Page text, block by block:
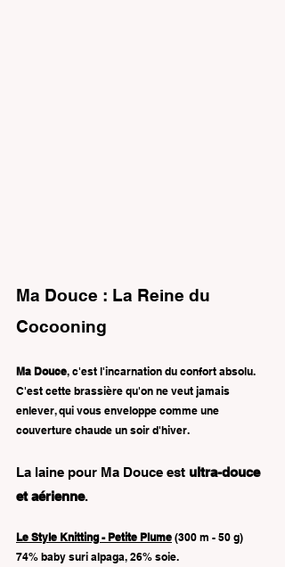
Ma Douce : La Reine du
Cocooning
Ma Douce, c'est l'incarnation du confort absolu.
C'est cette brassière qu'on ne veut jamais
enlever, qui vous enveloppe comme une
couverture chaude un soir d'hiver.
La laine pour Ma Douce est ultra-douce
et aérienne.
Le Style Knitting - Petite Plume (300 m - 50 g)
74% baby suri alpaga, 26% soie.